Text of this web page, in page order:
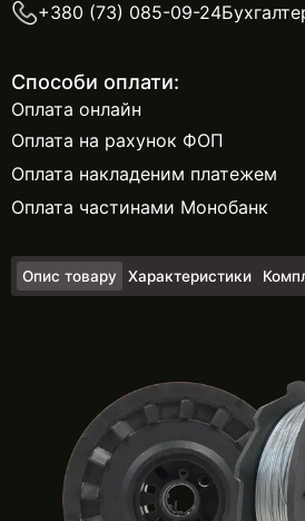
+380 (73) 085-09-24
Способи оплати:
Оплата онлайн
Оплата на рахунок ФОП
Оплата накладеним платежем
Оплата частинами Монобанк
Опис товару Характеристики